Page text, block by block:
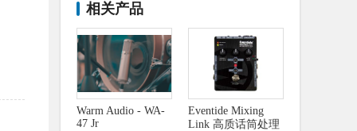
相关产品
Warm Audio - WA-
47 Jr
Eventide Mixing
Link 高质话筒处理